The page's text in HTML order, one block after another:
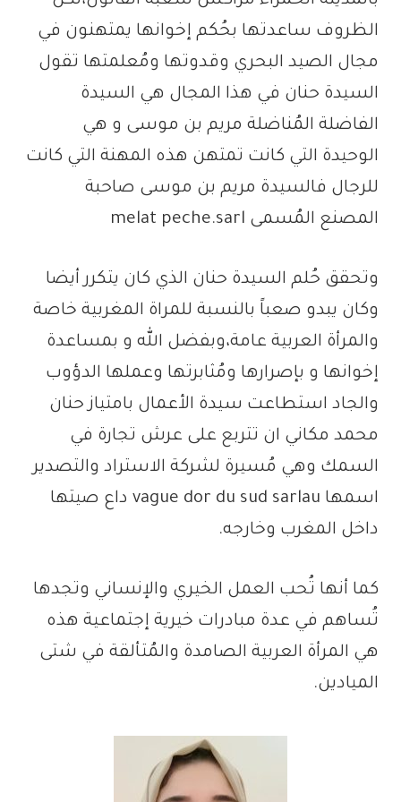
الظروف ساعدتها بحُكم إخوانها يمتهنون في
مجال الصيد البحري وقدوتها ومُعلمتها تقول
السيدة حنان في هذا المجال هي السيدة
الفاضلة المُناضلة مريم بن موسى و هي
الوحيدة التي كانت تمتهن هذه المهنة التي كانت
للرجال فالسيدة مريم بن موسى صاحبة
المصنع المُسمى melat peche.sarl
وتحقق حُلم السيدة حنان الذي كان يتكرر أيضا
وكان يبدو صعباً بالنسبة للمراة المغربية خاصة
والمرأة العربية عامة،وبفضل الله و بمساعدة
إخوانها و بإصرارها ومُثابرتها وعملها الدؤوب
والجاد استطاعت سيدة الأعمال بامتياز حنان
محمد مكاني ان تتربع على عرش تجارة في
السمك وهي مُسيرة لشركة الاستراد والتصدير
اسمها vague dor du sud sarlau داع صيتها
داخل المغرب وخارجه.
كما أنها تُحب العمل الخيري والإنساني وتجدها
تُساهم في عدة مبادرات خيرية إجتماعية هذه
هي المرأة العربية الصامدة والمُتألقة في شتى
الميادين.